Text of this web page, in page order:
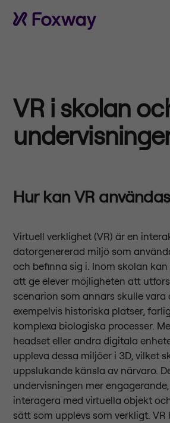
VR i skolan
Hur kan VR
Virtuell verklighet (VR) är en
datorgenererad miljö som
och befinna sig i. Inom skolan
att ge elever möjligheten att
scenarion som annars skulle
exempelvis historiska platser,
komplexa biologiska processer.
headset eller andra digitala
uppleva dessa miljöer i 3D, vilket
uppslukande känsla av närvaro.
undervisningen mer
interagera med virtuella objekt
sätt som upplevs som verkligt.